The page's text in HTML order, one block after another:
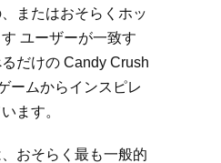
またはおそらくホッ
ユーザーが一致す
だけの Candy Crush
ームからインスピレ
ます。
おそらく最も一般的